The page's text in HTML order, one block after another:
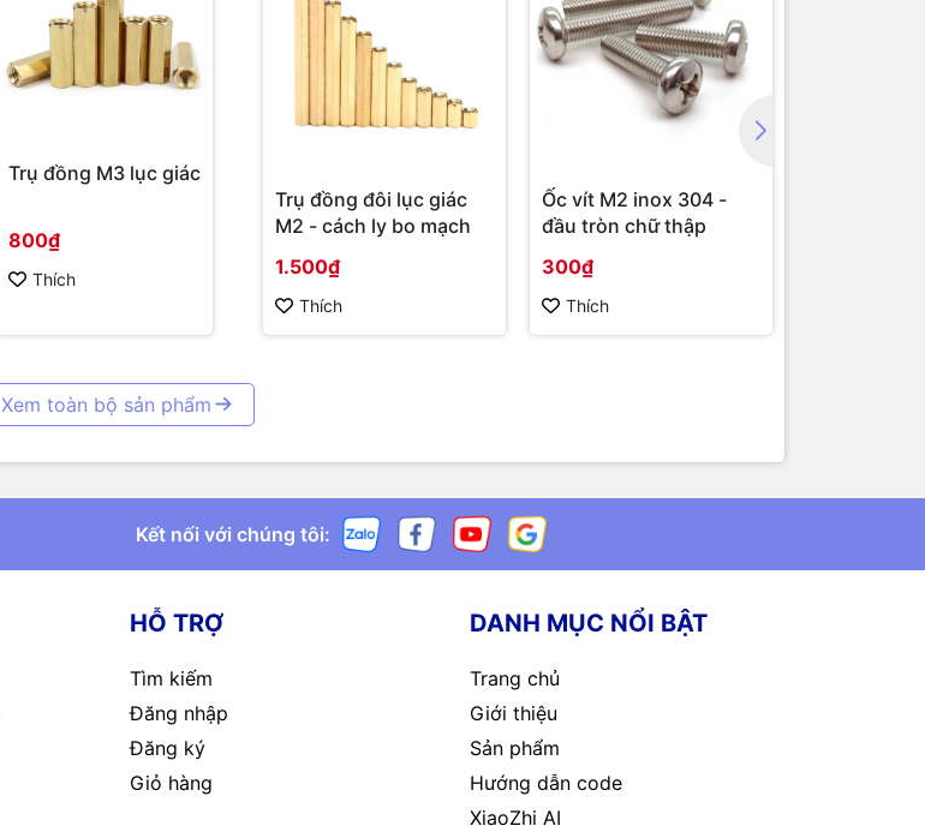
Trụ đồng M3 lục giác
800₫
Thích
Trụ đồng đôi lục giác
M2 - cách ly bo mạch
1.500₫
Thích
Ốc vít M2 inox 304 -
đầu tròn chữ thập
300₫
Thích
Xem toàn bộ sản phẩm
Kết nối với chúng tôi:
HỖ TRỢ
Tìm kiếm
Đăng nhập
Đăng ký
Giỏ hàng
DANH MỤC NỔI BẬT
Trang chủ
Giới thiệu
Sản phẩm
Hướng dẫn code
XiaoZhi AI